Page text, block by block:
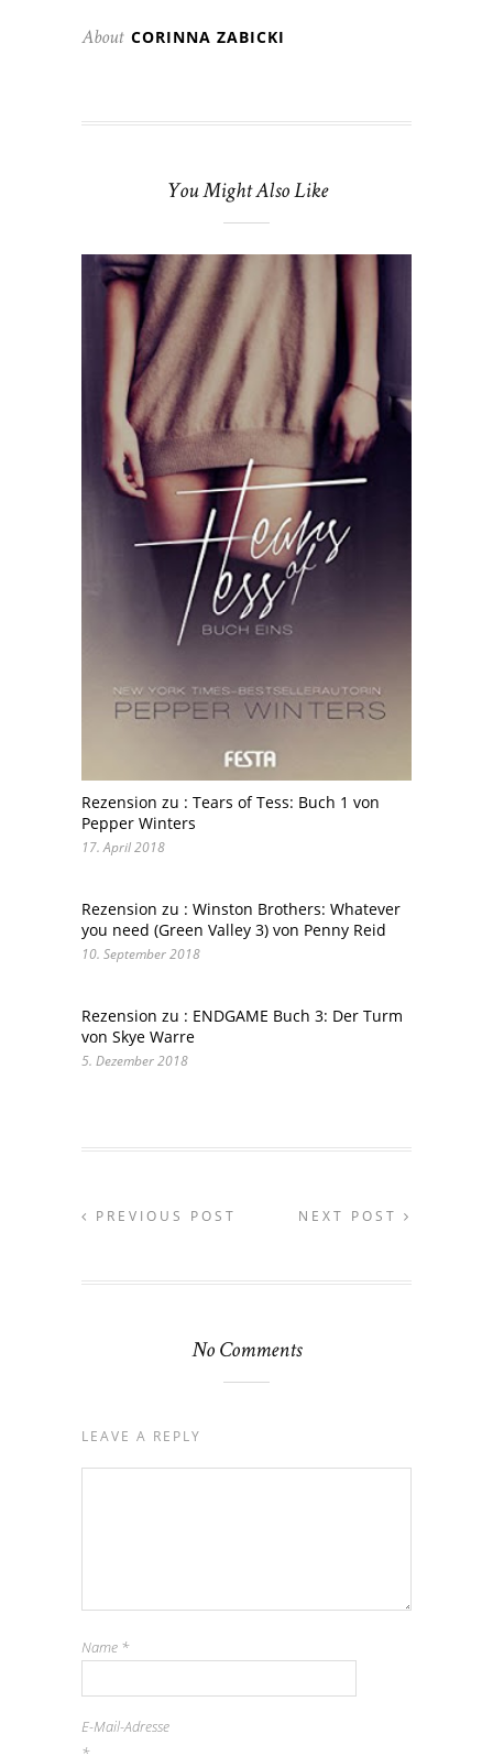
About CORINNA ZABICKI
You Might Also Like
Rezension zu : Tears of Tess: Buch 1 von
Pepper Winters
17. April 2018
Rezension zu : Winston Brothers: Whatever
you need (Green Valley 3) von Penny Reid
10. September 2018
Rezension zu : ENDGAME Buch 3: Der Turm
von Skye Warre
5. Dezember 2018
PREVIOUS POST NEXT POST
No Comments
LEAVE A REPLY
Name *
E-Mail-Adresse